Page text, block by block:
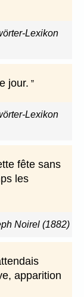
Lexikon
jour.
Lexikon
fête sans
les
Noirel (1882)
apparition